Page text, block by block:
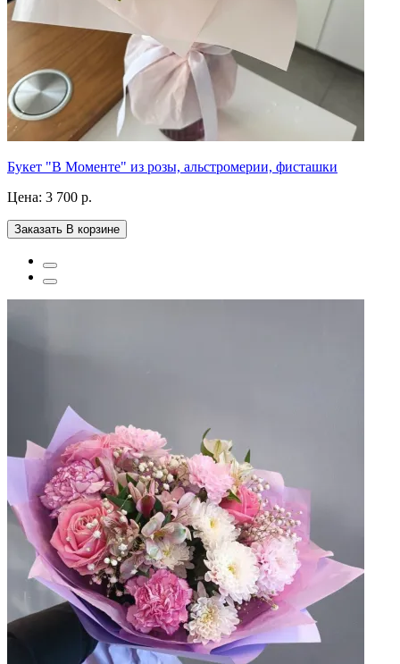
Букет "В Моменте" из розы, альстромерии, фисташки
Цена: 3 700 р.
Заказать В корзине